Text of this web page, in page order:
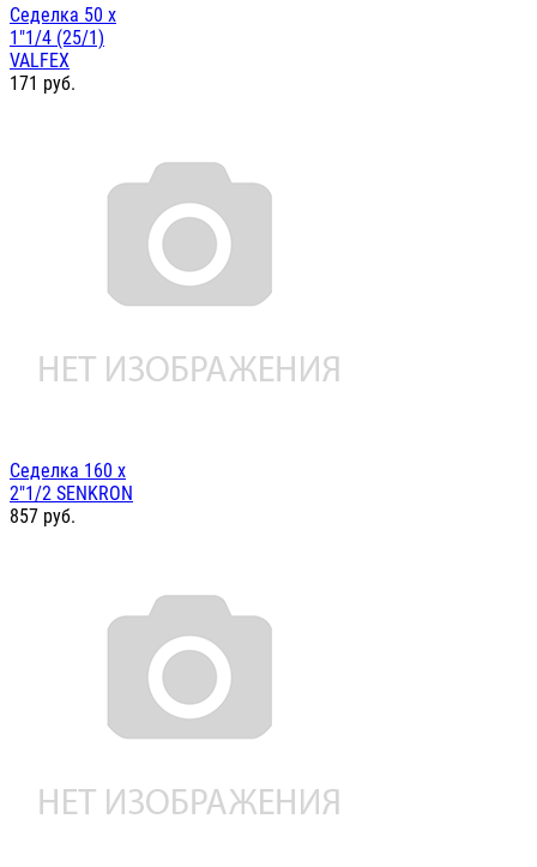
Седелка 50 х
1"1/4 (25/1)
VALFEX
171 руб.
Седелка 160 х
2"1/2 SENKRON
857 руб.